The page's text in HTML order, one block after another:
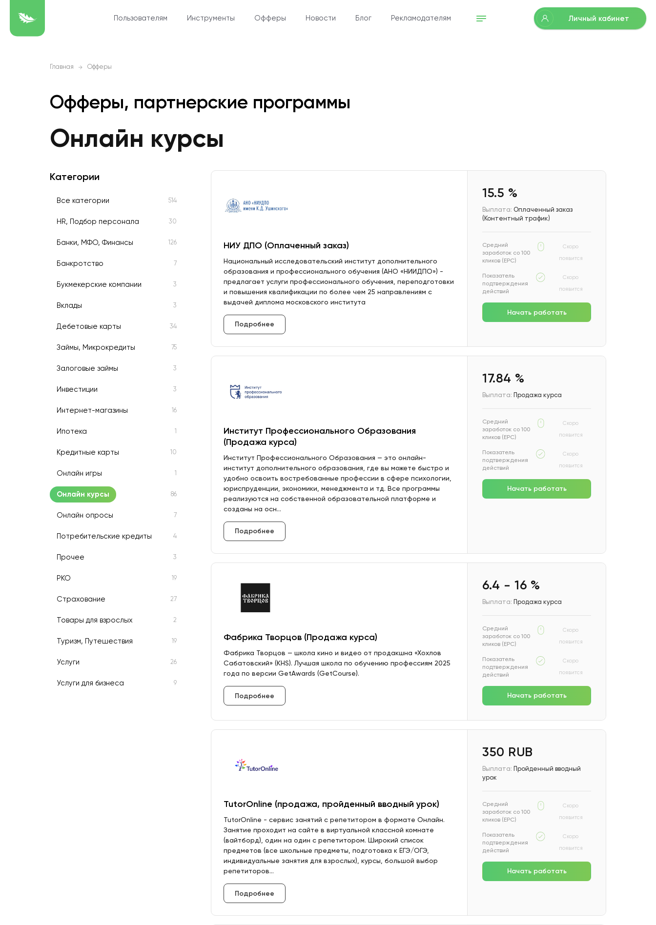
Пользователям Инструменты Офферы Новости Блог Рекламодателям Личный кабинет
Главная Офферы
Офферы, партнерские программы
Онлайн курсы
Категории
Все категории 514
HR, Подбор персонала 30
Банки, МФО, Финансы 126
Банкротство 7
Букмекерские компании 3
Вклады 3
Дебетовые карты 34
Займы, Микрокредиты 75
Залоговые займы 3
Инвестиции 3
Интернет-магазины 16
Ипотека 1
Кредитные карты 10
Онлайн игры 1
Онлайн курсы 86
Онлайн опросы 7
Потребительские кредиты 4
Прочее 3
РКО 19
Страхование 27
Товары для взрослых 2
Туризм, Путешествия 19
Услуги 26
Услуги для бизнеса 9
НИУ ДПО (Оплаченный заказ)
Национальный исследовательский институт дополнительного
образования и профессионального обучения (АНО «НИИДПО») -
предлагает услуги профессионального обучения, переподготовки
и повышения квалификации по более чем 25 направлениям с
выдачей диплома московского института
Подробнее
15.5 %
Выплата: Оплаченный заказ
(Контентный трафик)
Средний
заработок со 100
кликов (EPC)
Скоро
появится
Показатель
подтверждения
действий
Скоро
появится
Начать работать
Институт Профессионального Образования
(Продажа курса)
Институт Профессионального Образования — это онлайн-
институт дополнительного образования, где вы можете быстро и
удобно освоить востребованные профессии в сфере психологии,
юриспруденции, экономики, менеджмента и тд. Все программы
реализуются на собственной образовательной платформе и
созданы на осн...
Подробнее
17.84 %
Выплата: Продажа курса
Средний
заработок со 100
кликов (EPC)
Скоро
появится
Показатель
подтверждения
действий
Скоро
появится
Начать работать
Фабрика Творцов (Продажа курса)
Фабрика Творцов — школа кино и видео от продакшна «Хохлов
Сабатовский» (KHS). Лучшая школа по обучению профессиям 2025
года по версии GetAwards (GetCourse).
Подробнее
6.4 - 16 %
Выплата: Продажа курса
Средний
заработок со 100
кликов (EPC)
Скоро
появится
Показатель
подтверждения
действий
Скоро
появится
Начать работать
TutorOnline (продажа, пройденный вводный урок)
TutorOnline - сервис занятий с репетитором в формате Онлайн.
Занятие проходит на сайте в виртуальной классной комнате
(вайтборд), один на один с репетитором. Широкий список
предметов (все школьные предметы, подготовка к ЕГЭ/ОГЭ,
индивидуальные занятия для взрослых), курсы, большой выбор
репетиторов...
Подробнее
350 RUB
Выплата: Пройденный вводный
урок
Средний
заработок со 100
кликов (EPC)
Скоро
появится
Показатель
подтверждения
действий
Скоро
появится
Начать работать